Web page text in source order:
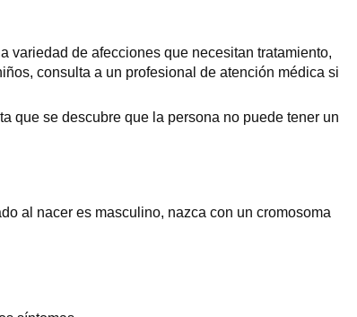
variedad de afecciones que necesitan tratamiento,
consulta a un profesional de atención médica si
que se descubre que la persona no puede tener un
al nacer es masculino, nazca con un cromosoma